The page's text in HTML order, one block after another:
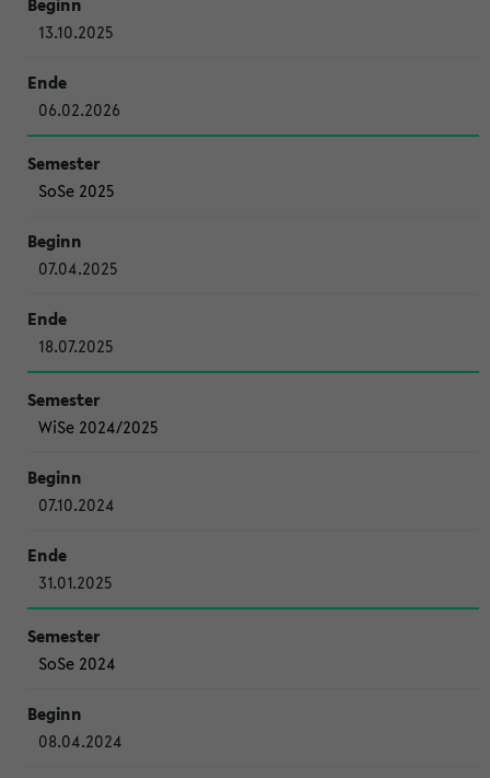
13.10.2025
06.02.2026
SoSe 2025
07.04.2025
18.07.2025
WiSe 2024/2025
07.10.2024
31.01.2025
SoSe 2024
08.04.2024